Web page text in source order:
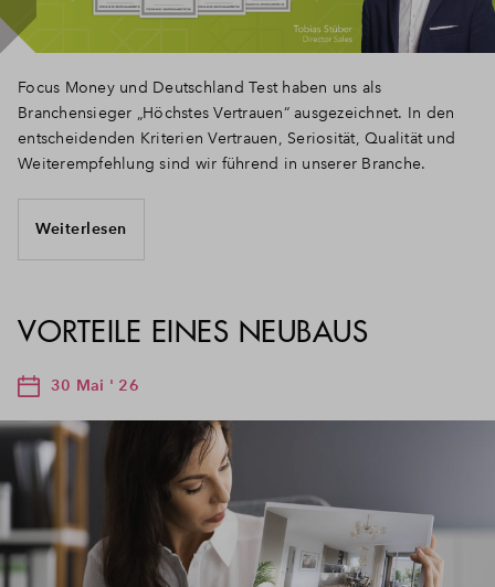
Focus Money und Deutschland Test haben uns als
Branchensieger „Höchstes Vertrauen“ ausgezeichnet. In den
entscheidenden Kriterien Vertrauen, Seriosität, Qualität und
Weiterempfehlung sind wir führend in unserer Branche.
Weiterlesen
VORTEILE EINES NEUBAUS
30 Mai ' 26